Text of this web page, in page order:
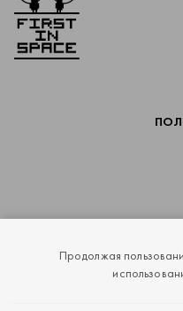
Продолжая